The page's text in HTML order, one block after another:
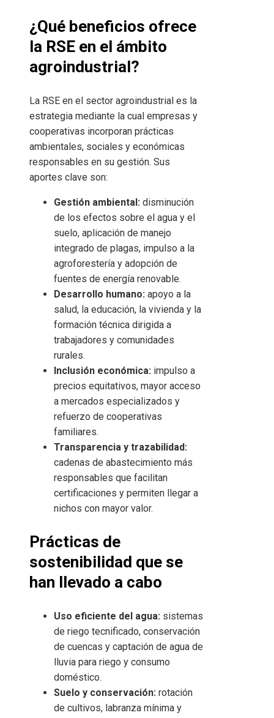
¿Qué beneficios ofrece
la RSE en el ámbito
agroindustrial?
La RSE en el sector agroindustrial es la
estrategia mediante la cual empresas y
cooperativas incorporan prácticas
ambientales, sociales y económicas
responsables en su gestión. Sus
aportes clave son:
Gestión ambiental: disminución
de los efectos sobre el agua y el
suelo, aplicación de manejo
integrado de plagas, impulso a la
agroforestería y adopción de
fuentes de energía renovable.
Desarrollo humano: apoyo a la
salud, la educación, la vivienda y la
formación técnica dirigida a
trabajadores y comunidades
rurales.
Inclusión económica: impulso a
precios equitativos, mayor acceso
a mercados especializados y
refuerzo de cooperativas
familiares.
Transparencia y trazabilidad:
cadenas de abastecimiento más
responsables que facilitan
certificaciones y permiten llegar a
nichos con mayor valor.
Prácticas de
sostenibilidad que se
han llevado a cabo
Uso eficiente del agua: sistemas
de riego tecnificado, conservación
de cuencas y captación de agua de
lluvia para riego y consumo
doméstico.
Suelo y conservación: rotación
de cultivos, labranza mínima y